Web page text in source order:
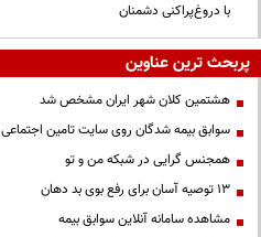
با دروغ‌پراکنی دشمنان
پربحث ترین عناوین
هشتمین کلان شهر ایران مشخص شد
سوابق بیمه شدگان روی سایت تامین اجتماعی
همجنس گرایی در شبکه من و تو
13 توصیه آسان برای رفع بوی بد دهان
مشاهده سامانه آنلاين سوابق بیمه